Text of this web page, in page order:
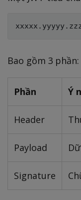
Bao gồm 3 phần:
Phần Ý
Header
Payload
Signature